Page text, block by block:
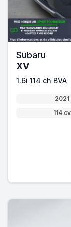
Subaru
XV
1.6i 114 ch BVA
2021
114 cv